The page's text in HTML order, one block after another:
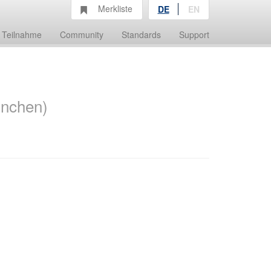
Teilnahme Community Standards Support
Merkliste DE EN